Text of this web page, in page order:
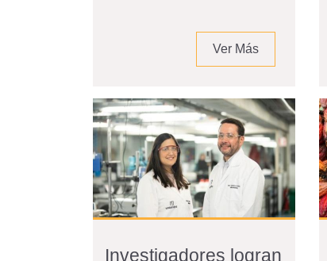
Ver Más
Investigadores logran